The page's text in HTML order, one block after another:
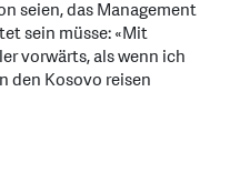
seien, das Management
sein müsse: «Mit
vorwärts, als wenn ich
den Kosovo reisen